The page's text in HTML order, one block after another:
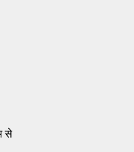
से